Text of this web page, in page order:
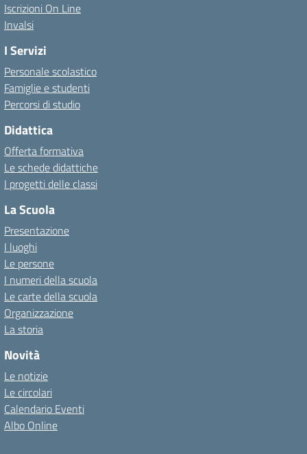
Iscrizioni On Line
Invalsi
I Servizi
Personale scolastico
Famiglie e studenti
Percorsi di studio
Didattica
Offerta formativa
Le schede didattiche
I progetti delle classi
La Scuola
Presentazione
I luoghi
Le persone
I numeri della scuola
Le carte della scuola
Organizzazione
La storia
Novità
Le notizie
Le circolari
Calendario Eventi
Albo Online